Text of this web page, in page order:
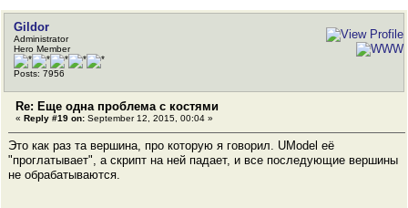
Gildor
Administrator
Hero Member
Posts: 7956
Re: Еще одна проблема с костями
« Reply #19 on: September 12, 2015, 00:04 »
Это как раз та вершина, про которую я говорил. UModel её
"проглатывает", а скрипт на ней падает, и все последующие вершины
не обрабатываются.